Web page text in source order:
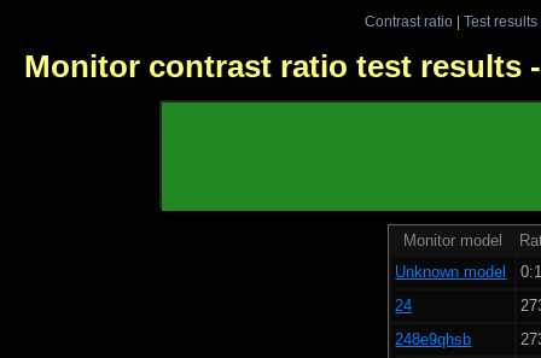
Contrast ratio| Test results
Monitor contrast ratio test results
Monitor model
Unknown model
24
248e9qhsb